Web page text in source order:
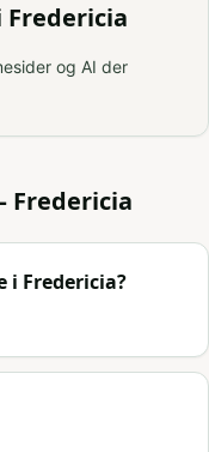
og AI der
Fredericia
i Fredericia?